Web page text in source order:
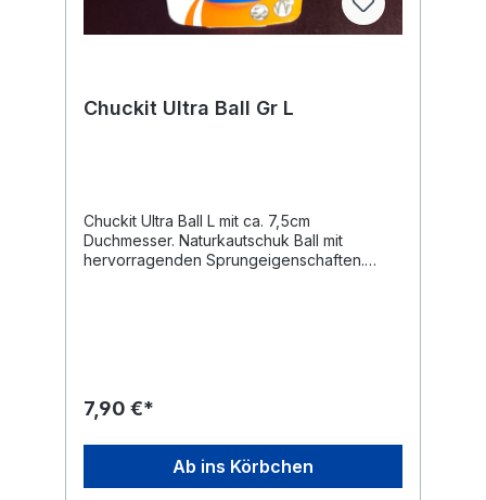
Chuckit Ultra Ball Gr L
Chuckit Ultra Ball L mit ca. 7,5cm
Duchmesser. Naturkautschuk Ball mit
hervorragenden Sprungeigenschaften.
Strapazierfähigkeit bekannt, dennoch sind
sie nicht als Kauspielzeug geeignet.
7,90 €*
Ab ins Körbchen